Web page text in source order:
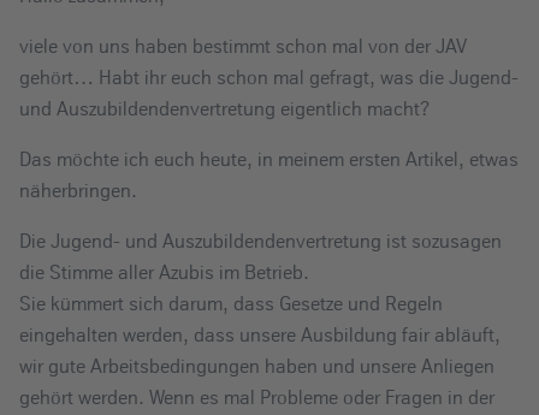
i
n
viele von uns haben bestimmt schon mal von der JAV
gehört… Habt ihr euch schon mal gefragt, was die Jugend-
und Auszubildendenvertretung eigentlich macht?
Das möchte ich euch heute, in meinem ersten Artikel, etwas
näherbringen.
Die Jugend- und Auszubildendenvertretung ist sozusagen
die Stimme aller Azubis im Betrieb.
Sie kümmert sich darum, dass Gesetze und Regeln
eingehalten werden, dass unsere Ausbildung fair abläuft,
wir gute Arbeitsbedingungen haben und unsere Anliegen
gehört werden. Wenn es mal Probleme oder Fragen in der